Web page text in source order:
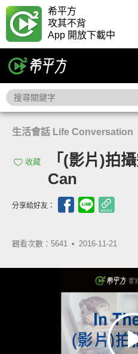
希平方
攻其不背
App 開放下載中
生活會話 Life Conversation
收藏
「(影片)拍
Can
分享給好友：
觀看次數：5641 • 2016-11-21